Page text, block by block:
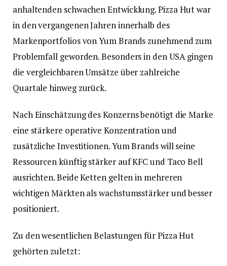
anhaltenden schwachen Entwicklung. Pizza Hut war
in den vergangenen Jahren innerhalb des
Markenportfolios von Yum Brands zunehmend zum
Problemfall geworden. Besonders in den USA gingen
die vergleichbaren Umsätze über zahlreiche
Quartale hinweg zurück.
Nach Einschätzung des Konzerns benötigt die Marke
eine stärkere operative Konzentration und
zusätzliche Investitionen. Yum Brands will seine
Ressourcen künftig stärker auf KFC und Taco Bell
ausrichten. Beide Ketten gelten in mehreren
wichtigen Märkten als wachstumsstärker und besser
positioniert.
Zu den wesentlichen Belastungen für Pizza Hut
gehörten zuletzt: